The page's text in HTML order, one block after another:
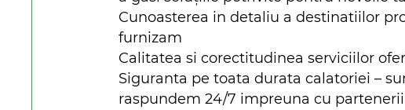
Cunoasterea in detaliu a destinatiilor
furnizam
Calitatea si corectitudinea serviciilor
Siguranta pe toata durata calatoriei –
raspundem 24/7 impreuna cu